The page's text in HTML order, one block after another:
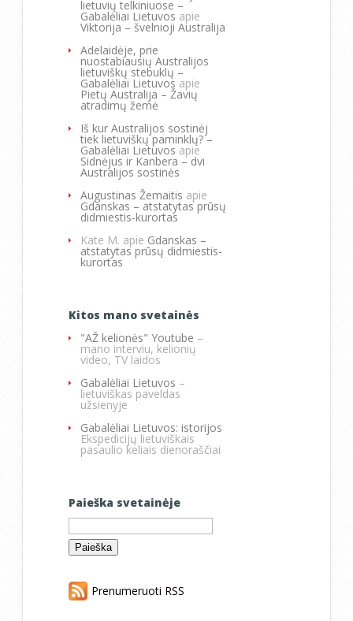
lietuvių telkiniuose –
Gabalėliai Lietuvos apie
Viktorija – švelnioji Australija
Adelaidėje, prie
nuostabiausių Australijos
lietuviškų stebuklų –
Gabalėliai Lietuvos apie
Pietų Australija – Žavių
atradimų žemė
Iš kur Australijos sostinėj
tiek lietuviškų paminklų? –
Gabalėliai Lietuvos apie
Sidnėjus ir Kanbera – dvi
Australijos sostinės
Augustinas Žemaitis apie
Gdanskas – atstatytas prūsų
didmiestis-kurortas
Kate M. apie Gdanskas –
atstatytas prūsų didmiestis-
kurortas
Kitos mano svetainės
"AŽ kelionės" Youtube –
mano interviu, kelionių
video, TV laidos
Gabalėliai Lietuvos –
lietuviškas paveldas
užsienyje
Gabalėliai Lietuvos: istorijos
Ekspedicijų lietuviškais
pasaulio keliais dienoraščiai
Paieška svetainėje
Ieškoti:
Prenumeruoti RSS